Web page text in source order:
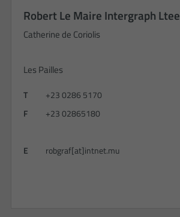
Robert Le Maire Intergraph Ltee
Catherine de Coriolis
Les Pailles
T
+23 0286 5170
F
+23 02865180
E robgraf[at]intnet.mu